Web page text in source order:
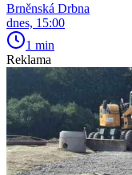
Brněnská Drbna
dnes, 15:00
1 min
Reklama